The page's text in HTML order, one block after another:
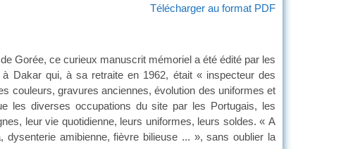
Télécharger au format PDF
Gorée, ce curieux manuscrit mémoriel a été édité par les
Dakar qui, à sa retraite en 1962, était « inspecteur des
couleurs, gravures anciennes, évolution des uniformes et
les diverses occupations du site par les Portugais, les
leur vie quotidienne, leurs uniformes, leurs soldes. « A
dysenterie amibienne, fièvre bilieuse ... », sans oublier la